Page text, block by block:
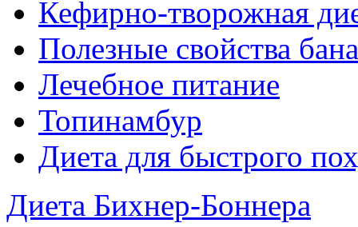
Кефирно-творожная
Полезные свойства
Лечебное питание
Топинамбур
Диета для быстрого
Диета Бихнер-Боннера